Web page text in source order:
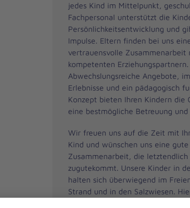
jedes Kind im Mittelpunkt,
Fachpersonal unterstützt die
Persönlichkeitsentwicklung und
Impulse. Eltern finden bei uns
vertrauensvolle Zusammenarbeit
kompetenten Erziehungspartnern.
Abwechslungsreiche Angebote,
Erlebnisse und ein pädagogisch
Konzept bieten Ihren Kindern die
eine bestmögliche Betreuung
Wir freuen uns auf die Zeit mit
Kind und wünschen uns eine gute
Zusammenarbeit, die letztendlich
zugutekommt. Unsere Kinder in
halten sich überwiegend im
Strand und in den Salzwiesen.
Naturpädagogik viel Raum ein.